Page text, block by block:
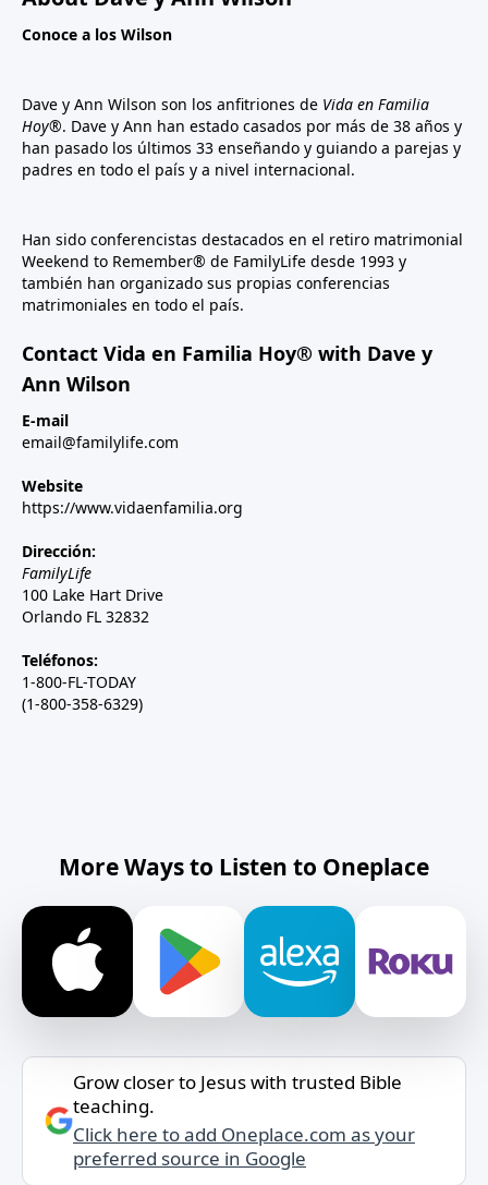
Conoce a los Wilson
Dave y Ann Wilson son los anfitriones de Vida en Familia
Hoy®. Dave y Ann han estado casados por más de 38 años y
han pasado los últimos 33 enseñando y guiando a parejas y
padres en todo el país y a nivel internacional.
Han sido conferencistas destacados en el retiro matrimonial
Weekend to Remember® de FamilyLife desde 1993 y
también han organizado sus propias conferencias
matrimoniales en todo el país.
Contact Vida en Familia Hoy® with Dave y
Ann Wilson
E-mail
email@familylife.com
Website
https://www.vidaenfamilia.org
Dirección:
FamilyLife
100 Lake Hart Drive
Orlando FL 32832
Teléfonos:
1-800-FL-TODAY
(1-800-358-6329)
More Ways to Listen to Oneplace
Grow closer to Jesus with trusted Bible
teaching.
Click here to add Oneplace.com as your
preferred source in Google